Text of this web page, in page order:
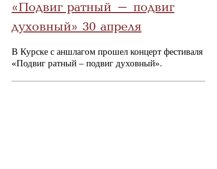
«Подвиг ратный – подвиг
духовный» 30 апреля
В Курске с аншлагом прошел концерт фестиваля
«Подвиг ратный – подвиг духовный».